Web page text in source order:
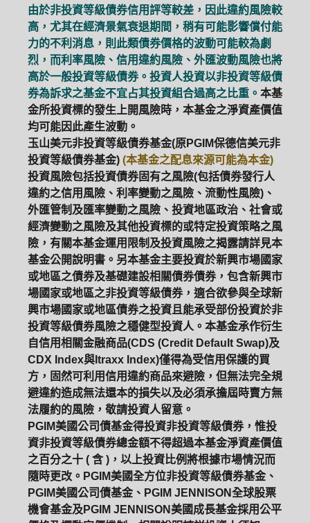
由於非投資等級債券信用評等較差，因此違約風險較
高，尤其在經濟景氣衰退期間，稍有可能影響償付能
力的不利消息，則此類債券價格的波動可能較為劇
烈，而利率風險、信用違約風險、外匯波動風險也將
高於一般投資等級債券。投資人投資以非投資等級債
券為訴求之基金不宜占其投資組合過高之比重。 本基
金所投資標的發生上開風險時，本基金之淨資產價值
均可能因此產生波動。
玉山美元非投資等級債券基金(原PGIM保德信美元非
投資等級債券基金) (本基金之配息來源可能為本金)
投資風險包括投資債券固有之風險(包括債券發行人
違約之信用風險、利率變動之風險、流動性風險)、
外匯管制及匯率變動之風險、投資地區政治、社會或
經濟變動之風險及其他投資標的或特定投資策略之風
險，有關本基金運用限制及投資風險之揭露請詳見本
基金公開說明書。另本基金主要投資於新興市場國家
或地區之債券及基礎建設相關債券債券，包含新興市
場國家或地區之非投資等級債券，適合欲參與全球新
興市場國家或地區債券之投資且能承受部份投資於非
投資等級債券風險之穩健型投資人。本基金承作衍生
自信用相關金融商品(CDS (Credit Default Swap)及
CDX Index與Itraxx Index)僅得為受信用保護的買
方，固然可利用信用違約商品來避險，但無法完全規
避違約造成無法還本的損失以及必須承擔屆時賣方無
法履約的風險，敬請投資人留意。
PGIM美國公司債基金得投資非投資等級債券，惟投
資非投資等級債券總金額不得超過本基金淨資產價值
之百分之十 ( 含 )，以上投資比例將根據市場情況而
隨時更改。PGIM美國全方位非投資等級債券基金、
PGIM美國公司債基金、PGIM JENNISON全球股票
機會基金及PGIM JENNISON美國成長基金採用公平